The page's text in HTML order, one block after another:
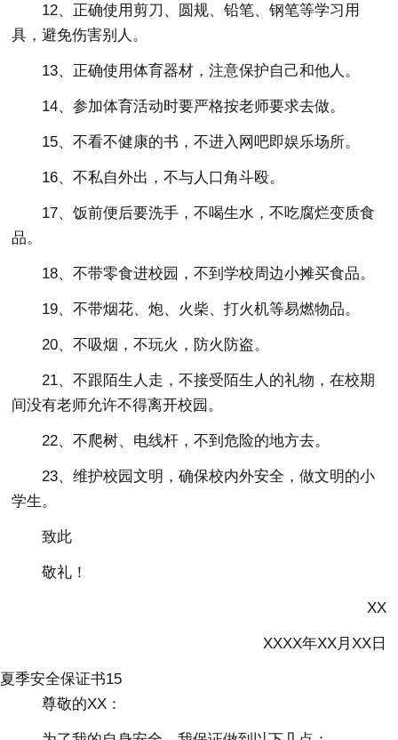
12、正确使用剪刀、圆规、铅笔、钢笔等学习用
具，避免伤害别人。
13、正确使用体育器材，注意保护自己和他人。
14、参加体育活动时要严格按老师要求去做。
15、不看不健康的书，不进入网吧即娱乐场所。
16、不私自外出，不与人口角斗殴。
17、饭前便后要洗手，不喝生水，不吃腐烂变质食
品。
18、不带零食进校园，不到学校周边小摊买食品。
19、不带烟花、炮、火柴、打火机等易燃物品。
20、不吸烟，不玩火，防火防盗。
21、不跟陌生人走，不接受陌生人的礼物，在校期
间没有老师允许不得离开校园。
22、不爬树、电线杆，不到危险的地方去。
23、维护校园文明，确保校内外安全，做文明的小
学生。
致此
敬礼！
XX
XXXX年XX月XX日
夏季安全保证书15
尊敬的XX：